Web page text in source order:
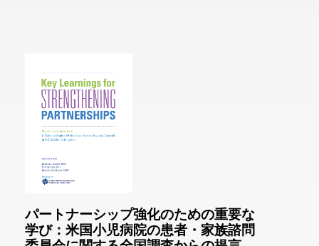
パートナーシップ強化のための重要な
学び：米国小児病院の患者・家族諮問